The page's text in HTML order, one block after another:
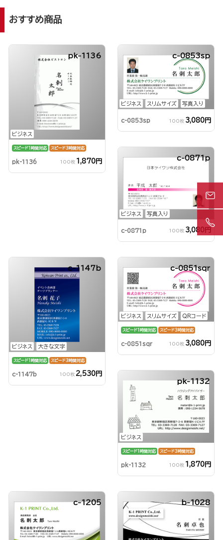
おすすめ商品
ビジネス
pk-1136
スピード1時間対応 スピード3時間対応
pk-1136 100枚 1,870円
ビジネス スリムサイズ 写真入り
c-0853sp
c-0853sp 100枚 3,080円
ビジネス 写真入り
c-0871p
c-0871p 100枚 3,080円
ビジネス 大きな文字
c-1147b
スピード1時間対応 スピード3時間対応
c-1147b 100枚 2,530円
ビジネス スリムサイズ QRコード
c-0851sqr
スピード1時間対応 スピード3時間対応
c-0851sqr 100枚 3,080円
ビジネス
pk-1132
スピード1時間対応 スピード3時間対応
pk-1132 100枚 1,870円
c-1205 b-1028